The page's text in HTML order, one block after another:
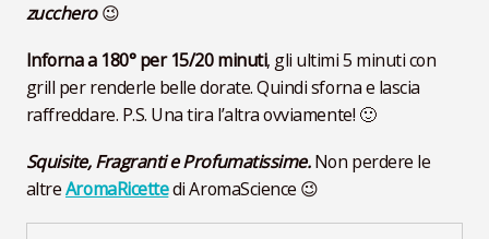
zucchero😉
Inforna a 180° per 15/20 minuti, gli ultimi 5 minuti con
grill per renderle belle dorate. Quindi sforna e lascia
raffreddare. P.S. Una tira l’altra ovviamente! 🙂
Squisite, Fragranti e Profumatissime.Non perdere le
altreAromaRicettedi AromaScience 😉